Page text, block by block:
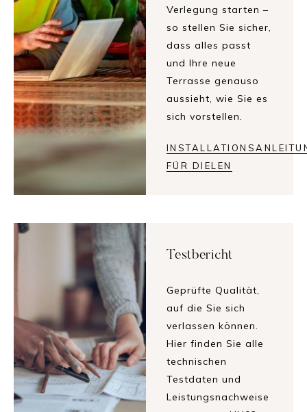
Verlegung starten –
so stellen Sie sicher,
dass alles passt
und Ihre neue
Terrasse genauso
aussieht, wie Sie es
sich vorstellen.
FÜR DIELEN
Testbericht
Geprüfte Qualität,
auf die Sie sich
verlassen können.
Hier finden Sie alle
technischen
Testdaten und
Leistungsnachweise